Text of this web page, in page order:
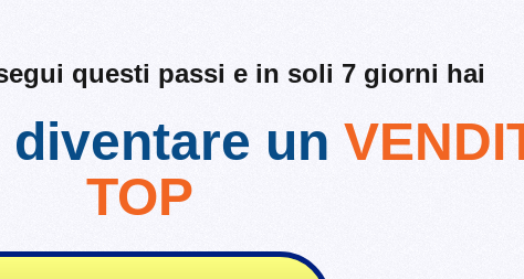
questi passi e in soli 7 giorni hai
diventare un
TOP